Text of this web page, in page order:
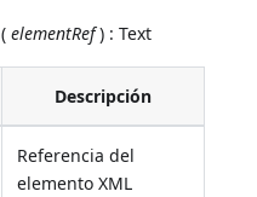
(elementRef) : Text
Descripción
Referencia del
elemento XML